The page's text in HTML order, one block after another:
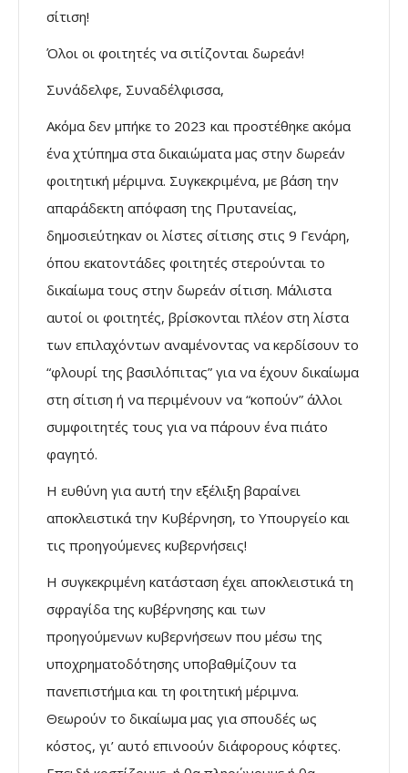
σίτιση!
Όλοι οι φοιτητές να σιτίζονται δωρεάν!
Συνάδελφε, Συναδέλφισσα,
Ακόμα δεν μπήκε το 2023 και προστέθηκε ακόμα
ένα χτύπημα στα δικαιώματα μας στην δωρεάν
φοιτητική μέριμνα. Συγκεκριμένα, με βάση την
απαράδεκτη απόφαση της Πρυτανείας,
δημοσιεύτηκαν οι λίστες σίτισης στις 9 Γενάρη,
όπου εκατοντάδες φοιτητές στερούνται το
δικαίωμα τους στην δωρεάν σίτιση. Μάλιστα
αυτοί οι φοιτητές, βρίσκονται πλέον στη λίστα
των επιλαχόντων αναμένοντας να κερδίσουν το
“φλουρί της βασιλόπιτας” για να έχουν δικαίωμα
στη σίτιση ή να περιμένουν να “κοπούν” άλλοι
συμφοιτητές τους για να πάρουν ένα πιάτο
φαγητό.
Η ευθύνη για αυτή την εξέλιξη βαραίνει
αποκλειστικά την Κυβέρνηση, το Υπουργείο και
τις προηγούμενες κυβερνήσεις!
Η συγκεκριμένη κατάσταση έχει αποκλειστικά τη
σφραγίδα της κυβέρνησης και των
προηγούμενων κυβερνήσεων που μέσω της
υποχρηματοδότησης υποβαθμίζουν τα
πανεπιστήμια και τη φοιτητική μέριμνα.
Θεωρούν το δικαίωμα μας για σπουδές ως
κόστος, γι’ αυτό επινοούν διάφορους κόφτες.